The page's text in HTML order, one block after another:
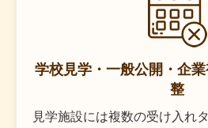
学校見学・一般公開・企
整
見学施設には複数の受け入れ